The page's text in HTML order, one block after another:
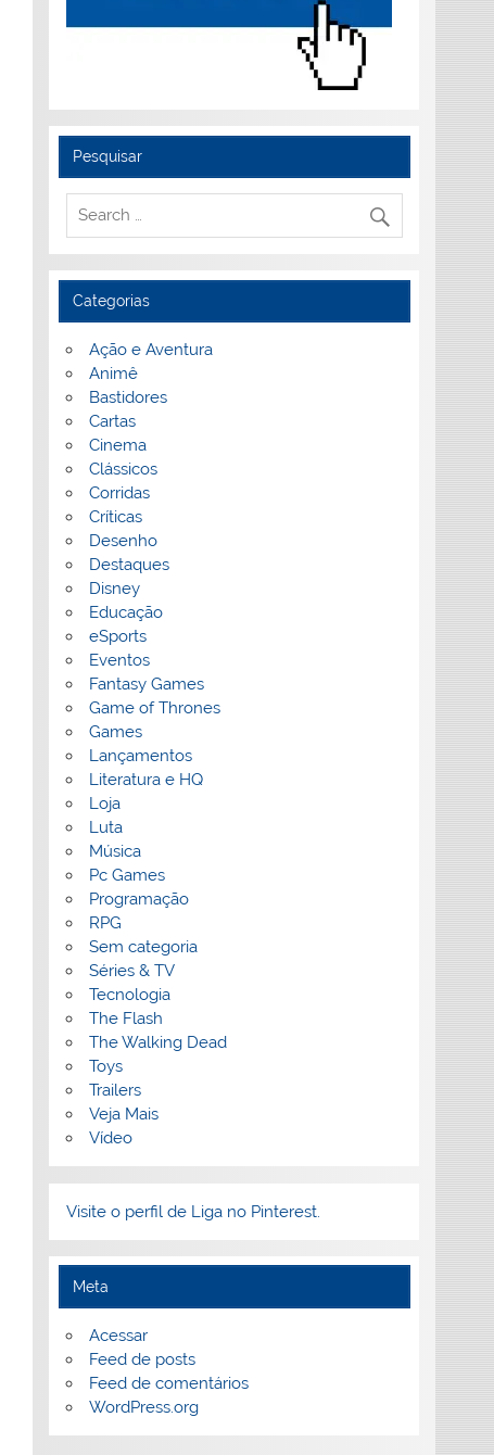
Pesquisar
Categorias
Ação e Aventura
Animê
Bastidores
Cartas
Cinema
Clássicos
Corridas
Críticas
Desenho
Destaques
Disney
Educação
eSports
Eventos
Fantasy Games
Game of Thrones
Games
Lançamentos
Literatura e HQ
Loja
Luta
Música
Pc Games
Programação
RPG
Sem categoria
Séries & TV
Tecnologia
The Flash
The Walking Dead
Toys
Trailers
Veja Mais
Vídeo
Visite o perfil de Liga no Pinterest.
Meta
Acessar
Feed de posts
Feed de comentários
WordPress.org